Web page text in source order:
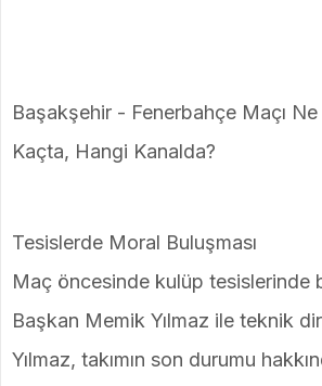
Başakşehir - Fenerbahçe Maçı
Kaçta, Hangi Kanalda?
Tesislerde Moral Buluşması
Maç öncesinde kulüp tesislerinde
Başkan Memik Yılmaz ile teknik
Yılmaz, takımın son durumu